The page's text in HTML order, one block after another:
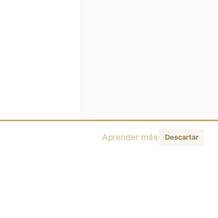
Aprender más Descartar